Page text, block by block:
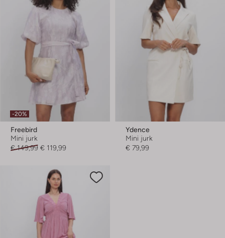
-20%
Freebird
Mini jurk
€ 149,99 € 119,99
Ydence
Mini jurk
€ 79,99